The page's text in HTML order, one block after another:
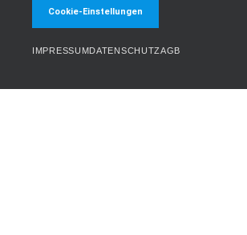
Cookie-Einstellungen
IMPRESSUMDATENSCHUTZAGB